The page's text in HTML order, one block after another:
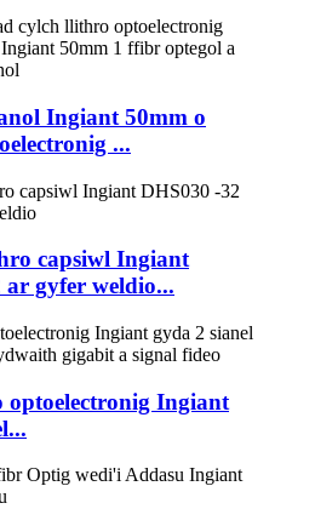
Ingiant 50mm o
...
capsiwl Ingiant
ar gyfer weldio...
Ingiant